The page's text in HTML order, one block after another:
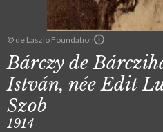
© de Laszlo Foundation
Bárczy de
István, née Edit
Szob
1914